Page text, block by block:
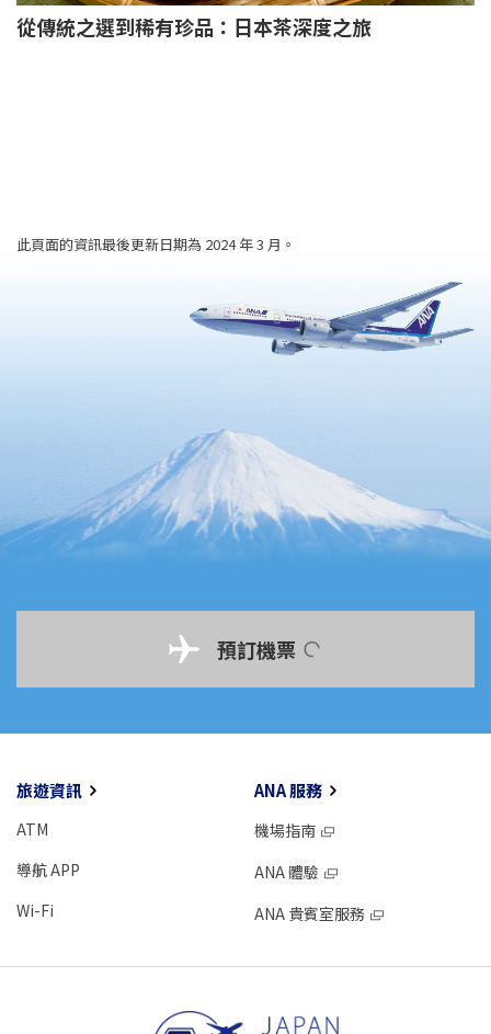
從傳統之選到稀有珍品：日本茶深度之旅
此頁面的資訊最後更新日期為 2024 年 3 月。
預訂機票
旅遊資訊
ATM
導航 APP
Wi-Fi
ANA 服務
機場指南
ANA 體驗
ANA 貴賓室服務